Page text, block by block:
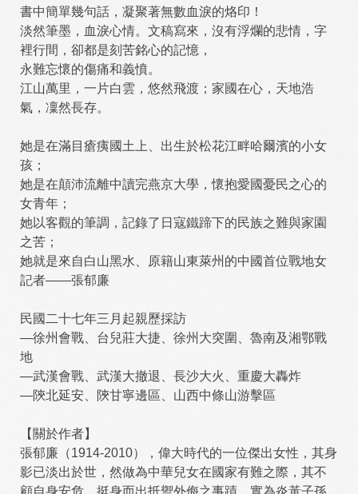
書中簡單幾句話，凝聚著無數血淚的烙印！
淡然筆墨，血淚心情。文稿寫來，沒有浮爛的悲情，字
裡行間，卻都是刻苦銘心的記憶，
永難忘懷的傷痛和義憤。
江山萬里，一片白雲，悠然飛渡；家國在心，天地浩
氣，凜然長存。
她是在滿目瘡痍國土上、出生於松花江畔哈爾濱的小女
孩；
她是在顛沛流離中讀完燕京大學，懷抱愛國憂民之心的
女青年；
她以客觀的筆調，記錄了日寇鐵蹄下的民族之難與家園
之苦；
她就是來自白山黑水、原籍山東萊州的中國首位戰地女
記者——張郁廉
民國二十七年三月起親歷採訪
—徐州會戰、台兒莊大捷、徐州大突圍、魯南及湘鄂戰
地
—武漢會戰、武漢大撤退、長沙大火、重慶大轟炸
—陝北延安、陝甘寧邊區、山西中條山游擊區
【關於作者】
張郁廉（1914-2010），偉大時代的一位傑出女性，其身
影已淡出於世，然做為中華兒女在國家有難之際，其不
顧自身安危，挺身而出抵禦外侮之事蹟，實為炎黃子孫